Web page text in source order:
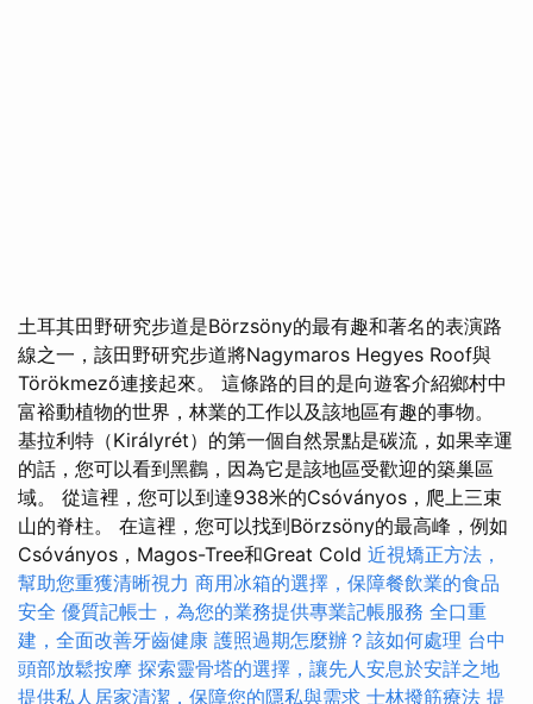
土耳其田野研究步道是Börzsöny的最有趣和著名的表演路
線之一，該田野研究步道將Nagymaros Hegyes Roof與
Törökmező連接起來。 這條路的目的是向遊客介紹鄉村中
富裕動植物的世界，林業的工作以及該地區有趣的事物。
基拉利特（Királyrét）的第一個自然景點是碳流，如果幸運
的話，您可以看到黑鸛，因為它是該地區受歡迎的築巢區
域。 從這裡，您可以到達938米的Csóványos，爬上三束
山的脊柱。 在這裡，您可以找到Börzsöny的最高峰，例如
Csóványos，Magos-Tree和Great Cold 近視矯正方法，
幫助您重獲清晰視力 商用冰箱的選擇，保障餐飲業的食品
安全 優質記帳士，為您的業務提供專業記帳服務 全口重
建，全面改善牙齒健康 護照過期怎麼辦？該如何處理 台中
頭部放鬆按摩 探索靈骨塔的選擇，讓先人安息於安詳之地
提供私人居家清潔，保障您的隱私與需求 士林撥筋療法 提